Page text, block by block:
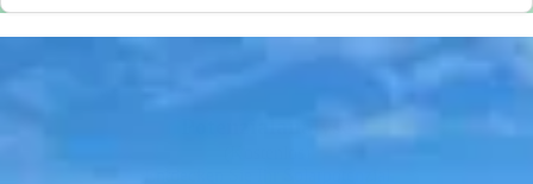
Was wir bieten